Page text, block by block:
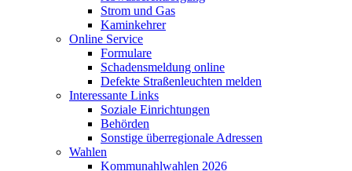
Strom und Gas
Kaminkehrer
Online Service
Formulare
Schadensmeldung online
Defekte Straßenleuchten melden
Interessante Links
Soziale Einrichtungen
Behörden
Sonstige überregionale Adressen
Wahlen
Kommunahlwahlen 2026